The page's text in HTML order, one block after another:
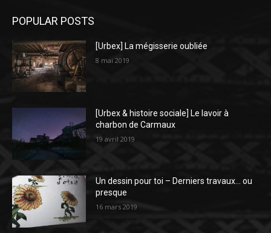
POPULAR POSTS
[Urbex] La mégisserie oubliée
8 mai 2019
[Urbex & histoire sociale] Le lavoir à
charbon de Carmaux
19 avril 2019
Un dessin pour toi – Derniers travaux… ou
presque
16 mars 2019